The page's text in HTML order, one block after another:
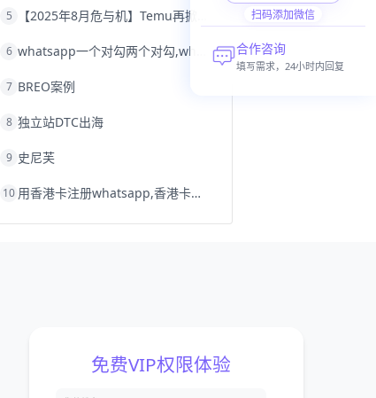
跨境电商优势跨境电商的优势seo运营
whatsapp群发
5
6
7 BREO案例
8 独立站DTC出海
9 史尼芙
10 用香港卡注册whatsapp,香港卡不能注册whatsapp
扫码添加微信
合作咨询
填写需求，24小时内回复